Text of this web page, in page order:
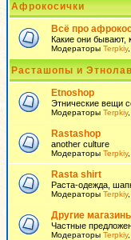
Афрокосички
Всё про
Какие они бывают,
Модераторы Terpkiy,
Расташопы и
Etnoshop
Этнические вещи
Модераторы Terpkiy,
Rastashop
another culture
Модераторы Terpkiy,
Rasta shirt
Раста-одежда,
Модераторы Terpkiy,
Другие
Частные
Модераторы Terpkiy,